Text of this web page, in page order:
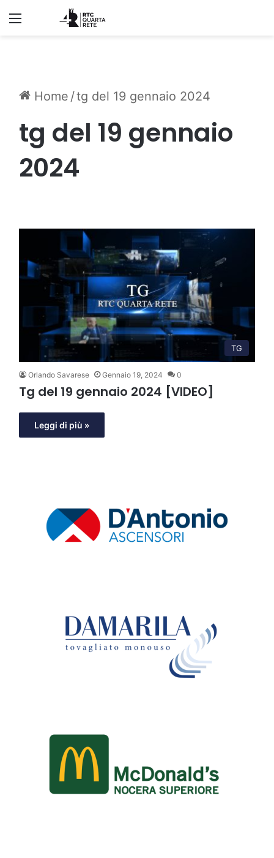
Home /tg del 19 gennaio 2024
tg del 19 gennaio
2024
TG
Orlando Savarese Gennaio 19, 2024 0
Tg del 19 gennaio 2024 [VIDEO]
Leggi di più »